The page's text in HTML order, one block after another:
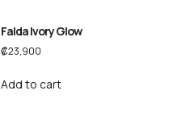
Falda Ivory Glow
₡23,900
Add to cart